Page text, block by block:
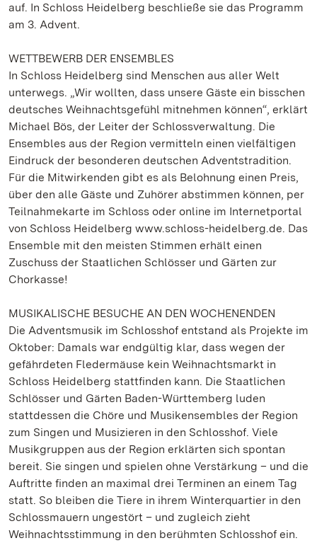
auf. In Schloss Heidelberg beschließe sie das Programm
am 3. Advent.
WETTBEWERB DER ENSEMBLES
In Schloss Heidelberg sind Menschen aus aller Welt
unterwegs. „Wir wollten, dass unsere Gäste ein bisschen
deutsches Weihnachtsgefühl mitnehmen können“, erklärt
Michael Bös, der Leiter der Schlossverwaltung. Die
Ensembles aus der Region vermitteln einen vielfältigen
Eindruck der besonderen deutschen Adventstradition.
Für die Mitwirkenden gibt es als Belohnung einen Preis,
über den alle Gäste und Zuhörer abstimmen können, per
Teilnahmekarte im Schloss oder online im Internetportal
von Schloss Heidelberg www.schloss-heidelberg.de. Das
Ensemble mit den meisten Stimmen erhält einen
Zuschuss der Staatlichen Schlösser und Gärten zur
Chorkasse!
MUSIKALISCHE BESUCHE AN DEN WOCHENENDEN
Die Adventsmusik im Schlosshof entstand als Projekte im
Oktober: Damals war endgültig klar, dass wegen der
gefährdeten Fledermäuse kein Weihnachtsmarkt in
Schloss Heidelberg stattfinden kann. Die Staatlichen
Schlösser und Gärten Baden-Württemberg luden
stattdessen die Chöre und Musikensembles der Region
zum Singen und Musizieren in den Schlosshof. Viele
Musikgruppen aus der Region erklärten sich spontan
bereit. Sie singen und spielen ohne Verstärkung – und die
Auftritte finden an maximal drei Terminen an einem Tag
statt. So bleiben die Tiere in ihrem Winterquartier in den
Schlossmauern ungestört – und zugleich zieht
Weihnachtsstimmung in den berühmten Schlosshof ein.